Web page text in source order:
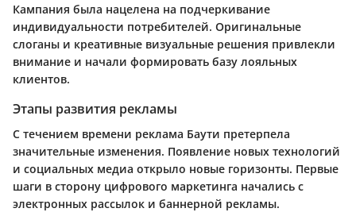
Кампания была нацелена на подчеркивание
индивидуальности потребителей. Оригинальные
слоганы и креативные визуальные решения привлекли
внимание и начали формировать базу лояльных
клиентов.
Этапы развития рекламы
С течением времени реклама Баути претерпела
значительные изменения. Появление новых технологий
и социальных медиа открыло новые горизонты. Первые
шаги в сторону цифрового маркетинга начались с
электронных рассылок и баннерной рекламы.